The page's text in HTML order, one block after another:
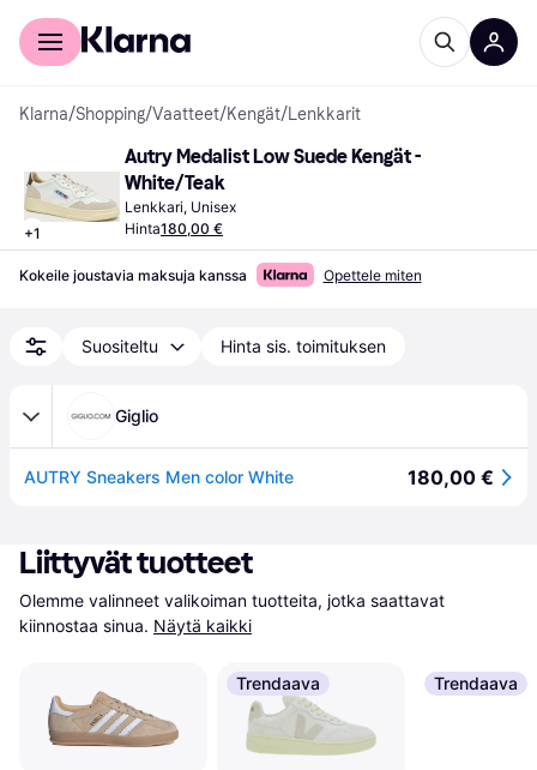
Kuluttajille
Klarna/Shopping/Vaatteet/Kengät/Lenkkarit
+1
Autry Medalist Low Suede Kengät -
White/Teak
Lenkkari, Unisex
Hinta180,00 €
Kokeile joustavia maksuja kanssa Opettele miten
Suositeltu Hinta sis. toimituksen
Giglio
AUTRY Sneakers Men color White 180,00 €
Liittyvät tuotteet
Olemme valinneet valikoiman tuotteita, jotka saattavat
kiinnostaa sinua. Näytä kaikki
Trendaava Trendaava